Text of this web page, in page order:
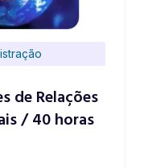
de Relações
/ 40 horas